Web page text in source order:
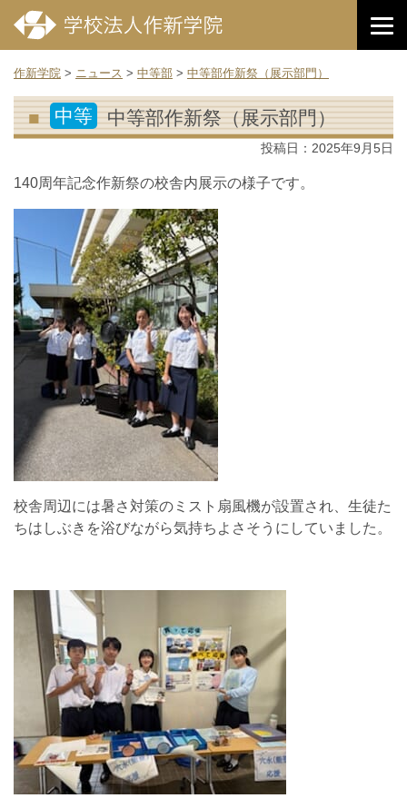
作新学院 > ニュース > 中等部 > 中等部作新祭（展示部門）
中等 中等部作新祭（展示部門）
投稿日： 2025年9月5日
140周年記念作新祭の校舎内展示の様子です。
校舎周辺には暑さ対策のミスト扇風機が設置され、生徒た
ちはしぶきを浴びながら気持ちよさそうにしていました。